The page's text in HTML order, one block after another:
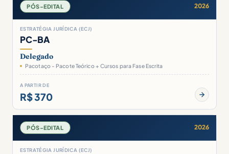
PÓS-EDITAL 2026
ESTRATÉGIA JURÍDICA (ECJ)
PC-BA
Delegado
Pacotaço - Pacote Teórico + Cursos para Fase Escrita
A PARTIR DE
R$ 370
PÓS-EDITAL 2026
ESTRATÉGIA JURÍDICA (ECJ)